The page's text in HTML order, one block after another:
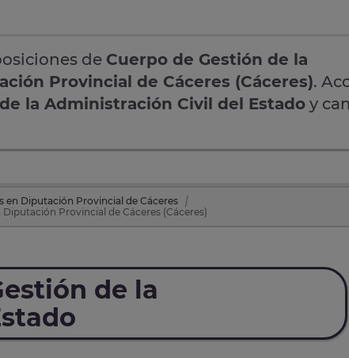
de Cuerpo de Gestión de la
Provincial de Cáceres (Cáceres).
la Administración Civil del Estado y
en Diputación Provincial de Cáceres
Provincial de Cáceres (Cáceres)
de la